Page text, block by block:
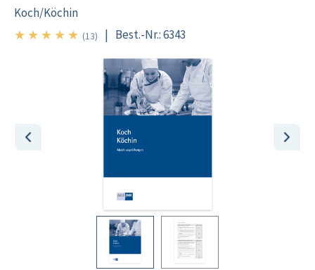
Koch/Köchin
★ ★ ★ ★ ★ 5/5
(13) | Best.-Nr.: 6343